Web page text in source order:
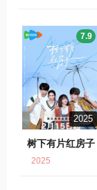
2025
树下有片红房子
7.9
2025